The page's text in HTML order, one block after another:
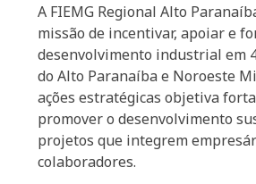
A FIEMG Regional Alto
missão de incentivar, apoiar e
desenvolvimento industrial em
do Alto Paranaíba e Noroeste
ações estratégicas objetiva
promover o desenvolvimento
projetos que integrem
colaboradores.